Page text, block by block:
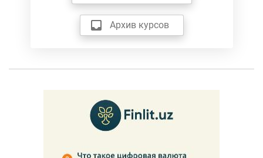
Архив курсов